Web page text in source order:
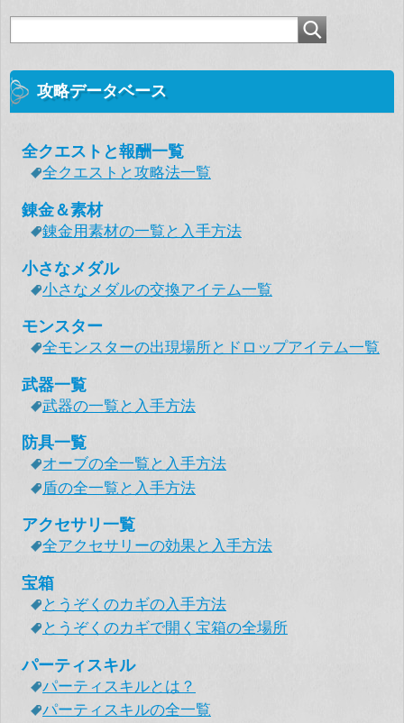
攻略データベース
全クエストと報酬一覧
全クエストと攻略法一覧
錬金＆素材
錬金用素材の一覧と入手方法
小さなメダル
小さなメダルの交換アイテム一覧
モンスター
全モンスターの出現場所とドロップアイテム一覧
武器一覧
武器の一覧と入手方法
防具一覧
オーブの全一覧と入手方法
盾の全一覧と入手方法
アクセサリ一覧
全アクセサリーの効果と入手方法
宝箱
とうぞくのカギの入手方法
とうぞくのカギで開く宝箱の全場所
パーティスキル
パーティスキルとは？
パーティスキルの全一覧